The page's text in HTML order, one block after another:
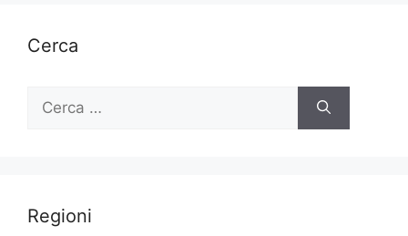
Cerca
Ricerca
Regioni